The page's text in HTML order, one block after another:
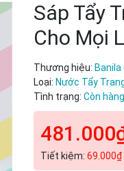
Sáp Tẩy
Cho Mọi
Thương hiệu: Banila
Loại: Nước Tẩy
Tình trạng: Còn hàng
Tiết kiệm: 69.000₫